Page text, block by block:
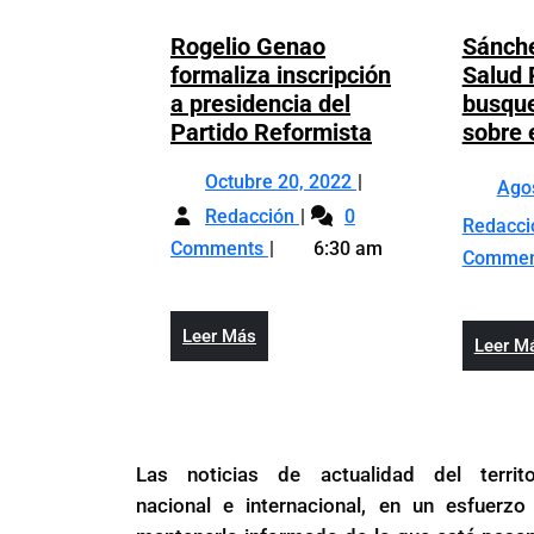
Rogelio Genao
formaliza inscripción
a presidencia del
Partido Reformista
inscripción
a
presidencia
Reformista
Octubre 20, 2022 Octubre
Redacción Rogelio
Genao
0
Comments
6:30 am
Leer Más
Más
Salud
sobre
Leer
Las noticias de actualidad del
nacional e internacional, en un esfuerzo